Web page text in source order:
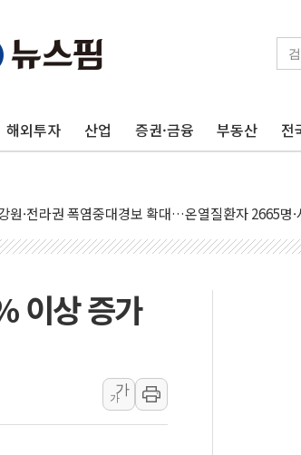
해외투자 산업 증권·금융 부동산 전
미 폐염산처리업체서 불 2시간30여분만에 진화...외
해군과 함께하는 '불금전파, 송정' 시즌2
[코인 시황] 비트코인, ETF 자금 유입에도 박스권…美
포] 39도 폭염 속 잠실 개표소 시위 '62일째'..."대부
투·레버리지 줄었지만, 반도체 두 종목에 코스피 '휘
주 가전제품 창고서 화재…차량 3대·건물 1동 전소
로·중구 오피스 78%가 준공 10년 이상…리뉴얼이 경
원, '관저 이전 봐주기 감사' 유병호 구속적부심 기각
우크라, 러 탄도미사일 공격에 속수무책… 패트리엇 미
"5.18은 북한 지령" 설교한 목사 불구속 송치
합] 특검, '양평' 원희룡 2차 조사…'당정대 회의' 한동
이상 증가
가
가